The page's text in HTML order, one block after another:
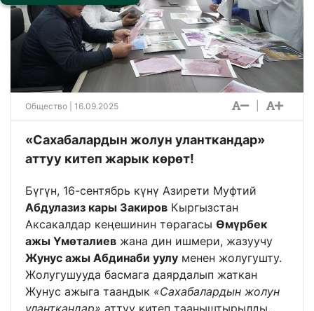
Общество | 16.09.2025
«Сахабалардын жолун уланткандар»
аттуу китеп жарык көрөт!
Бүгүн, 16-сентябрь күнү Азирети Муфтий
Абдулазиз кары Закиров Кыргызстан
Аксакалдар кеңешинин төрагасы Өмүрбек
ажы Үмөталиев жана дин ишмери, жазуучу
Жунус ажы Абдинаби уулу менен жолугушту.
Жолугушууда басмага даярдалып жаткан
Жунус ажыга таандык «Сахабалардын жолун